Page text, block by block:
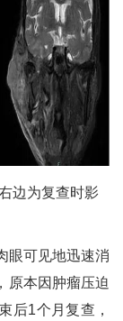
边为复查时影
眼可见地迅速消
原本因肿瘤压迫
后1个月复查，